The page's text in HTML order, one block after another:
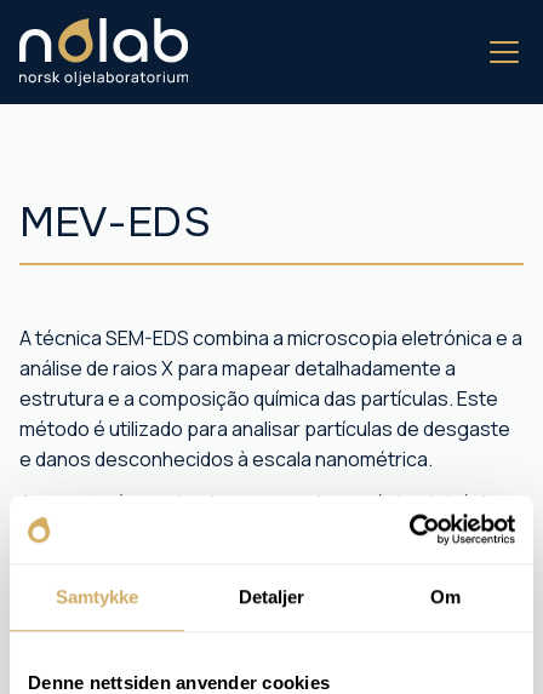
Samtykke Detaljer Om
Denne nettsiden anvender cookies
MEV-EDS
A técnica SEM-EDS combina a microscopia eletrónica e a
análise de raios X para mapear detalhadamente a
estrutura e a composição química das partículas. Este
método é utilizado para analisar partículas de desgaste
e danos desconhecidos à escala nanométrica.
A amostra é examinada com um microscópio eletrónico,
e a EDS regista quais os elementos presentes em cada
O cliente recebe dados extremamente precisos sobre
as causas dos danos e defeitos dos materiais – ideais